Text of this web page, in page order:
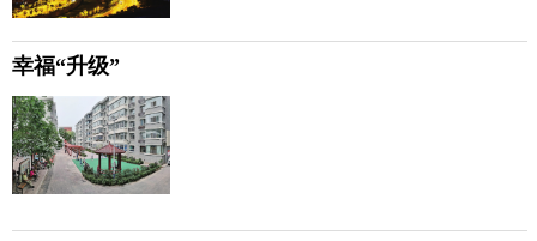
幸福“升级”